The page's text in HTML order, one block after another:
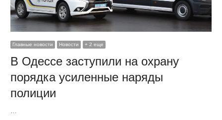
Главные новости Новости + 2 еще
В Одессе заступили на охрану
порядка усиленные наряды
полиции
…